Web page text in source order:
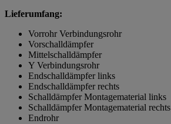
Lieferumfang:
Vorrohr Verbindungsrohr
Vorschalldämpfer
Mittelschalldämpfer
Y Verbindungsrohr
Endschalldämpfer links
Endschalldämpfer rechts
Schalldämpfer Montagematerial links
Schalldämpfer Montagematerial rechts
Endrohr